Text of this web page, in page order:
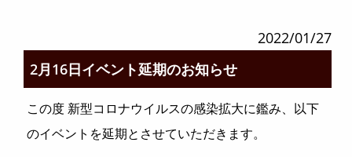
2022/01/27
2月16日イベント延期のお知らせ
この度 新型コロナウイルスの感染拡大に鑑み、以下
のイベントを延期とさせていただきます。